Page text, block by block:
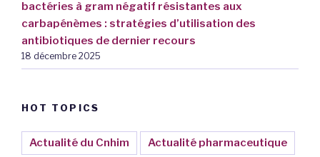
bactéries à gram négatif résistantes aux
carbapénèmes : stratégies d’utilisation des
antibiotiques de dernier recours
18 décembre 2025
HOT TOPICS
Actualité du Cnhim Actualité pharmaceutique